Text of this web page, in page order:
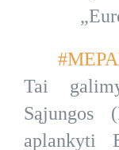
Tai
Sąjungos
aplankyti